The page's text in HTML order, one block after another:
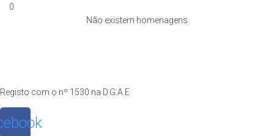
0
Não existem homenagens
Registo com o nº 1530 na D.G.A.E